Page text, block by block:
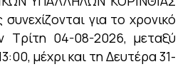
συνεχίζονται για το χρονικό
Τρίτη 04-08-2026, μεταξύ
μέχρι και τη Δευτέρα 31-